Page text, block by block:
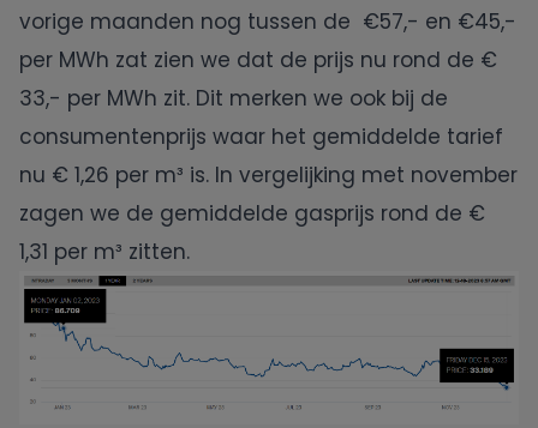
vorige maanden nog tussen de €57,- en €45,-
per MWh zat zien we dat de prijs nu rond de €
33,- per MWh zit. Dit merken we ook bij de
consumentenprijs waar het gemiddelde tarief
nu € 1,26 per m³ is. In vergelijking met november
zagen we de gemiddelde gasprijs rond de €
1,31 per m³ zitten.